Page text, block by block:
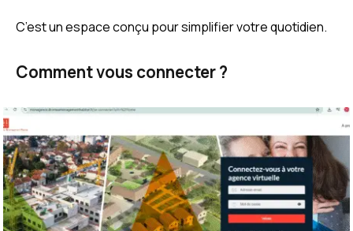
C’est un espace conçu pour simplifier votre quotidien.
Comment vous connecter ?